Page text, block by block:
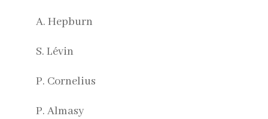
A. Hepburn
S. Lévin
P. Cornelius
P. Almasy